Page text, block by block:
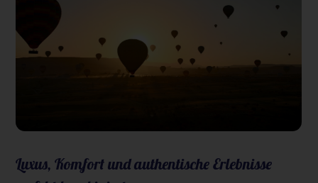
Luxus, Komfort und authentische Erlebnisse